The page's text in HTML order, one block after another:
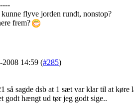
flyve jorden rundt, nonstop?
frem?
14:59 (#285)
så sagde dsb at 1 sæt var klar til at
godt hængt ud tør jeg godt sige..